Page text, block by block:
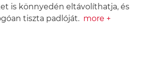
is könnyedén eltávolíthatja, és
tiszta padlóját. more +